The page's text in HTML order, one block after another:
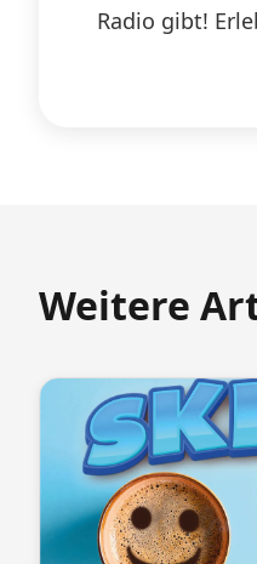
Radio gibt!
Weitere